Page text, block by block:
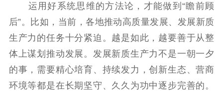
运用好系统思维的方法论，才能做到“瞻前顾
后”。比如，当前，各地推动高质量发展、发展新质
生产力的任务十分紧迫。越是如此，越要善于从整
体上谋划推动发展。发展新质生产力不是一朝一夕
的事，需要精心培育、持续发力，创新生态、营商
环境等都是在长期坚守、久久为功中逐步完善的。